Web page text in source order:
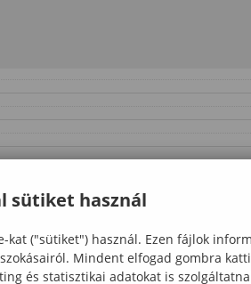
sütiket használ
kat ("sütiket") használ. Ezen fájlok
Mindent elfogad gombra
és statisztikai adatokat is